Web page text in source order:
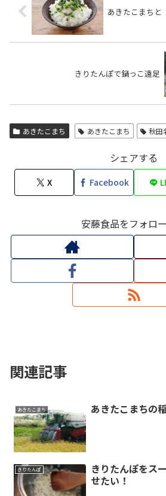
あきたこまちと
きりたんぽで鍋っこ遠足
あきたこまち あきたこまち 秋田
シェアする
X Facebook
安藤食品をフォロ
関連記事
あきたこまち あきたこまちの
きりたんぽ
きりたんぽをス
せたい！